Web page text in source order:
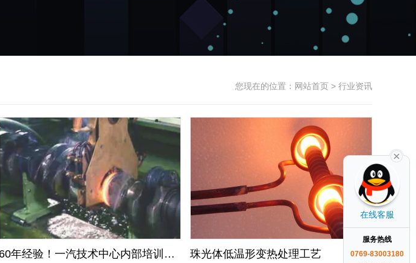
您现在的位置： 网站首页 > 行业资讯
60年经验！一汽技术中心内部培训资料：感应热处理专业知识 珠光体低温形变热处理工艺
在线客服
服务热线
0769-83003180